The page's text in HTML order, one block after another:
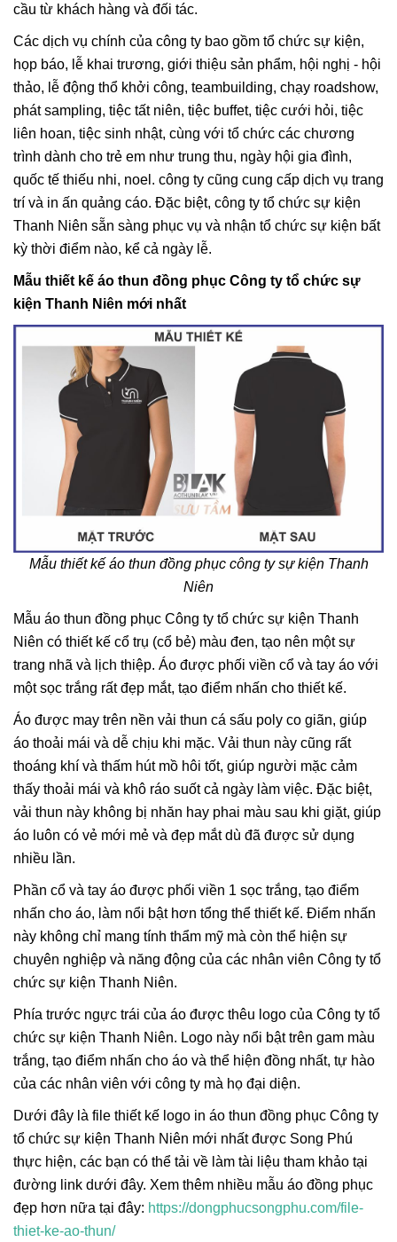
cầu từ khách hàng và đối tác.
Các dịch vụ chính của công ty bao gồm tổ chức sự kiện,
họp báo, lễ khai trương, giới thiệu sản phẩm, hội nghị - hội
thảo, lễ động thổ khởi công, teambuilding, chạy roadshow,
phát sampling, tiệc tất niên, tiệc buffet, tiệc cưới hỏi, tiệc
liên hoan, tiệc sinh nhật, cùng với tổ chức các chương
trình dành cho trẻ em như trung thu, ngày hội gia đình,
quốc tế thiếu nhi, noel. công ty cũng cung cấp dịch vụ trang
trí và in ấn quảng cáo. Đặc biệt, công ty tổ chức sự kiện
Thanh Niên sẵn sàng phục vụ và nhận tổ chức sự kiện bất
kỳ thời điểm nào, kể cả ngày lễ.
Mẫu thiết kế áo thun đồng phục Công ty tổ chức sự
kiện Thanh Niên mới nhất
Mẫu thiết kế áo thun đồng phục công ty sự kiện Thanh
Niên
Mẫu áo thun đồng phục Công ty tổ chức sự kiện Thanh
Niên có thiết kế cổ trụ (cổ bẻ) màu đen, tạo nên một sự
trang nhã và lịch thiệp. Áo được phối viền cổ và tay áo với
một sọc trắng rất đẹp mắt, tạo điểm nhấn cho thiết kế.
Áo được may trên nền vải thun cá sấu poly co giãn, giúp
áo thoải mái và dễ chịu khi mặc. Vải thun này cũng rất
thoáng khí và thấm hút mồ hôi tốt, giúp người mặc cảm
thấy thoải mái và khô ráo suốt cả ngày làm việc. Đặc biệt,
vải thun này không bị nhăn hay phai màu sau khi giặt, giúp
áo luôn có vẻ mới mẻ và đẹp mắt dù đã được sử dụng
nhiều lần.
Phần cổ và tay áo được phối viền 1 sọc trắng, tạo điểm
nhấn cho áo, làm nổi bật hơn tổng thể thiết kế. Điểm nhấn
này không chỉ mang tính thẩm mỹ mà còn thể hiện sự
chuyên nghiệp và năng động của các nhân viên Công ty tổ
chức sự kiện Thanh Niên.
Phía trước ngực trái của áo được thêu logo của Công ty tổ
chức sự kiện Thanh Niên. Logo này nổi bật trên gam màu
trắng, tạo điểm nhấn cho áo và thể hiện đồng nhất, tự hào
của các nhân viên với công ty mà họ đại diện.
Dưới đây là file thiết kế logo in áo thun đồng phục Công ty
tổ chức sự kiện Thanh Niên mới nhất được Song Phú
thực hiện, các bạn có thể tải về làm tài liệu tham khảo tại
đường link dưới đây. Xem thêm nhiều mẫu áo đồng phục
đẹp hơn nữa tại đây: https://dongphucsongphu.com/file-
thiet-ke-ao-thun/